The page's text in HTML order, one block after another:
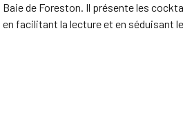
de Foreston. Il présente les
facilitant la lecture et en séduisant